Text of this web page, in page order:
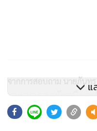
จากการสอบถาม นายภันท
ทางมาจาก จ.อุทัยธานี และ
จากที่ได้เห็นน้ำทะเลบางแส
และเมื่อเห็นว่ามีปลาตายถู
แ